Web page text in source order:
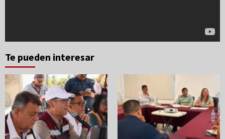
Te pueden interesar